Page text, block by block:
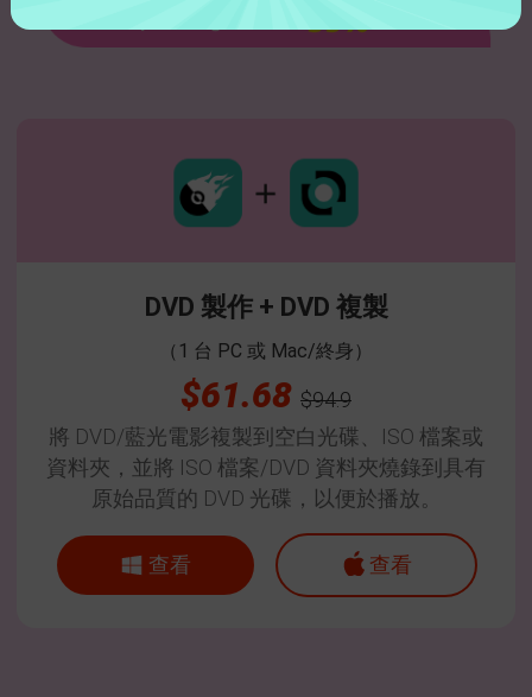
DVD 製作 + DVD 複製
（1 台 PC 或 Mac/終身）
$61.68 $94.9
將 DVD/藍光電影複製到空白光碟、ISO 檔案或
資料夾，並將 ISO 檔案/DVD 資料夾燒錄到具有
原始品質的 DVD 光碟，以便於播放。
查看 查看